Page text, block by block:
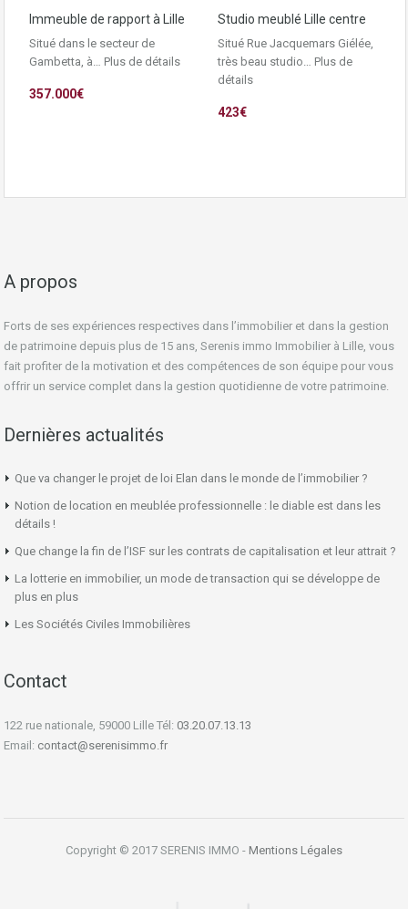
Immeuble de rapport à Lille
Situé dans le secteur de
Gambetta, à… Plus de détails
357.000€
Studio meublé Lille centre
Situé Rue Jacquemars Giélée,
très beau studio… Plus de
détails
423€
A propos
Forts de ses expériences respectives dans l’immobilier et dans la gestion
de patrimoine depuis plus de 15 ans, Serenis immo Immobilier à Lille, vous
fait profiter de la motivation et des compétences de son équipe pour vous
offrir un service complet dans la gestion quotidienne de votre patrimoine.
Dernières actualités
Que va changer le projet de loi Elan dans le monde de l’immobilier ?
Notion de location en meublée professionnelle : le diable est dans les
détails !
Que change la fin de l’ISF sur les contrats de capitalisation et leur attrait ?
La lotterie en immobilier, un mode de transaction qui se développe de
plus en plus
Les Sociétés Civiles Immobilières
Contact
122 rue nationale, 59000 Lille Tél: 03.20.07.13.13
Email: contact@serenisimmo.fr
Copyright © 2017 SERENIS IMMO - Mentions Légales